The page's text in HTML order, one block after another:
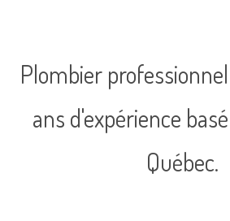
Plombier
ans d'expérience
Québec.